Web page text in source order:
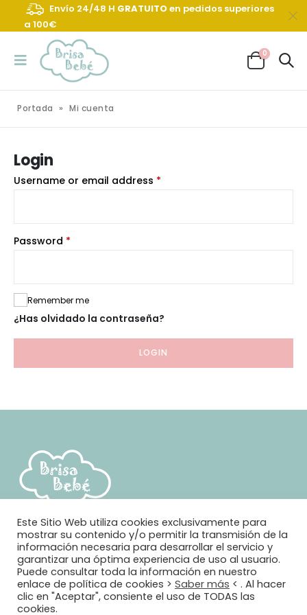
Envío 24/48 H GRATUITOen pedidos superiores
a 100€
0
Portada » Mi cuenta
Login
Username or email address *
Password *
Remember me
¿Has olvidado la contraseña?
LOGIN
© Brisa Bebé. 2021. Todos los derechos reservados. Diseño y
Este Sitio Web utiliza cookies exclusivamente para
mostrar su contenido y/o permitir la transmisión de la
información necesaria para desarrollar el servicio y
garantizar una óptima experiencia de uso al usuario.
Puede consultar toda la información en nuestro
enlace de política de cookies > Saber más < . Al hacer
clic en "Aceptar", consiente el uso de TODAS las
cookies.